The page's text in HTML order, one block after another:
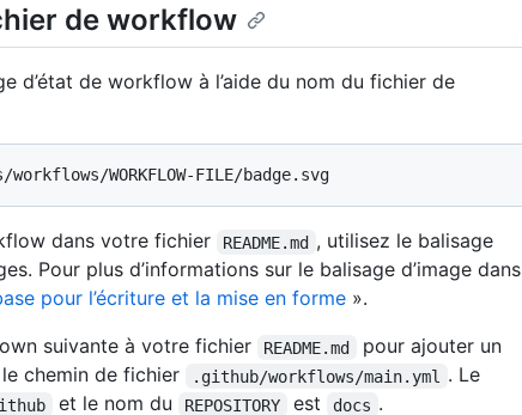
de workflow
d’état de workflow à l’aide du nom du fichier de
dans votre fichier README.md , utilisez le balisage
Pour plus d’informations sur le balisage d’image dans
pour l’écriture et la mise en forme ».
suivante à votre fichier
README.md
pour ajouter un
chemin de fichier
.github/workflows/main.yml . Le
et le nom du REPOSITORY est docs .